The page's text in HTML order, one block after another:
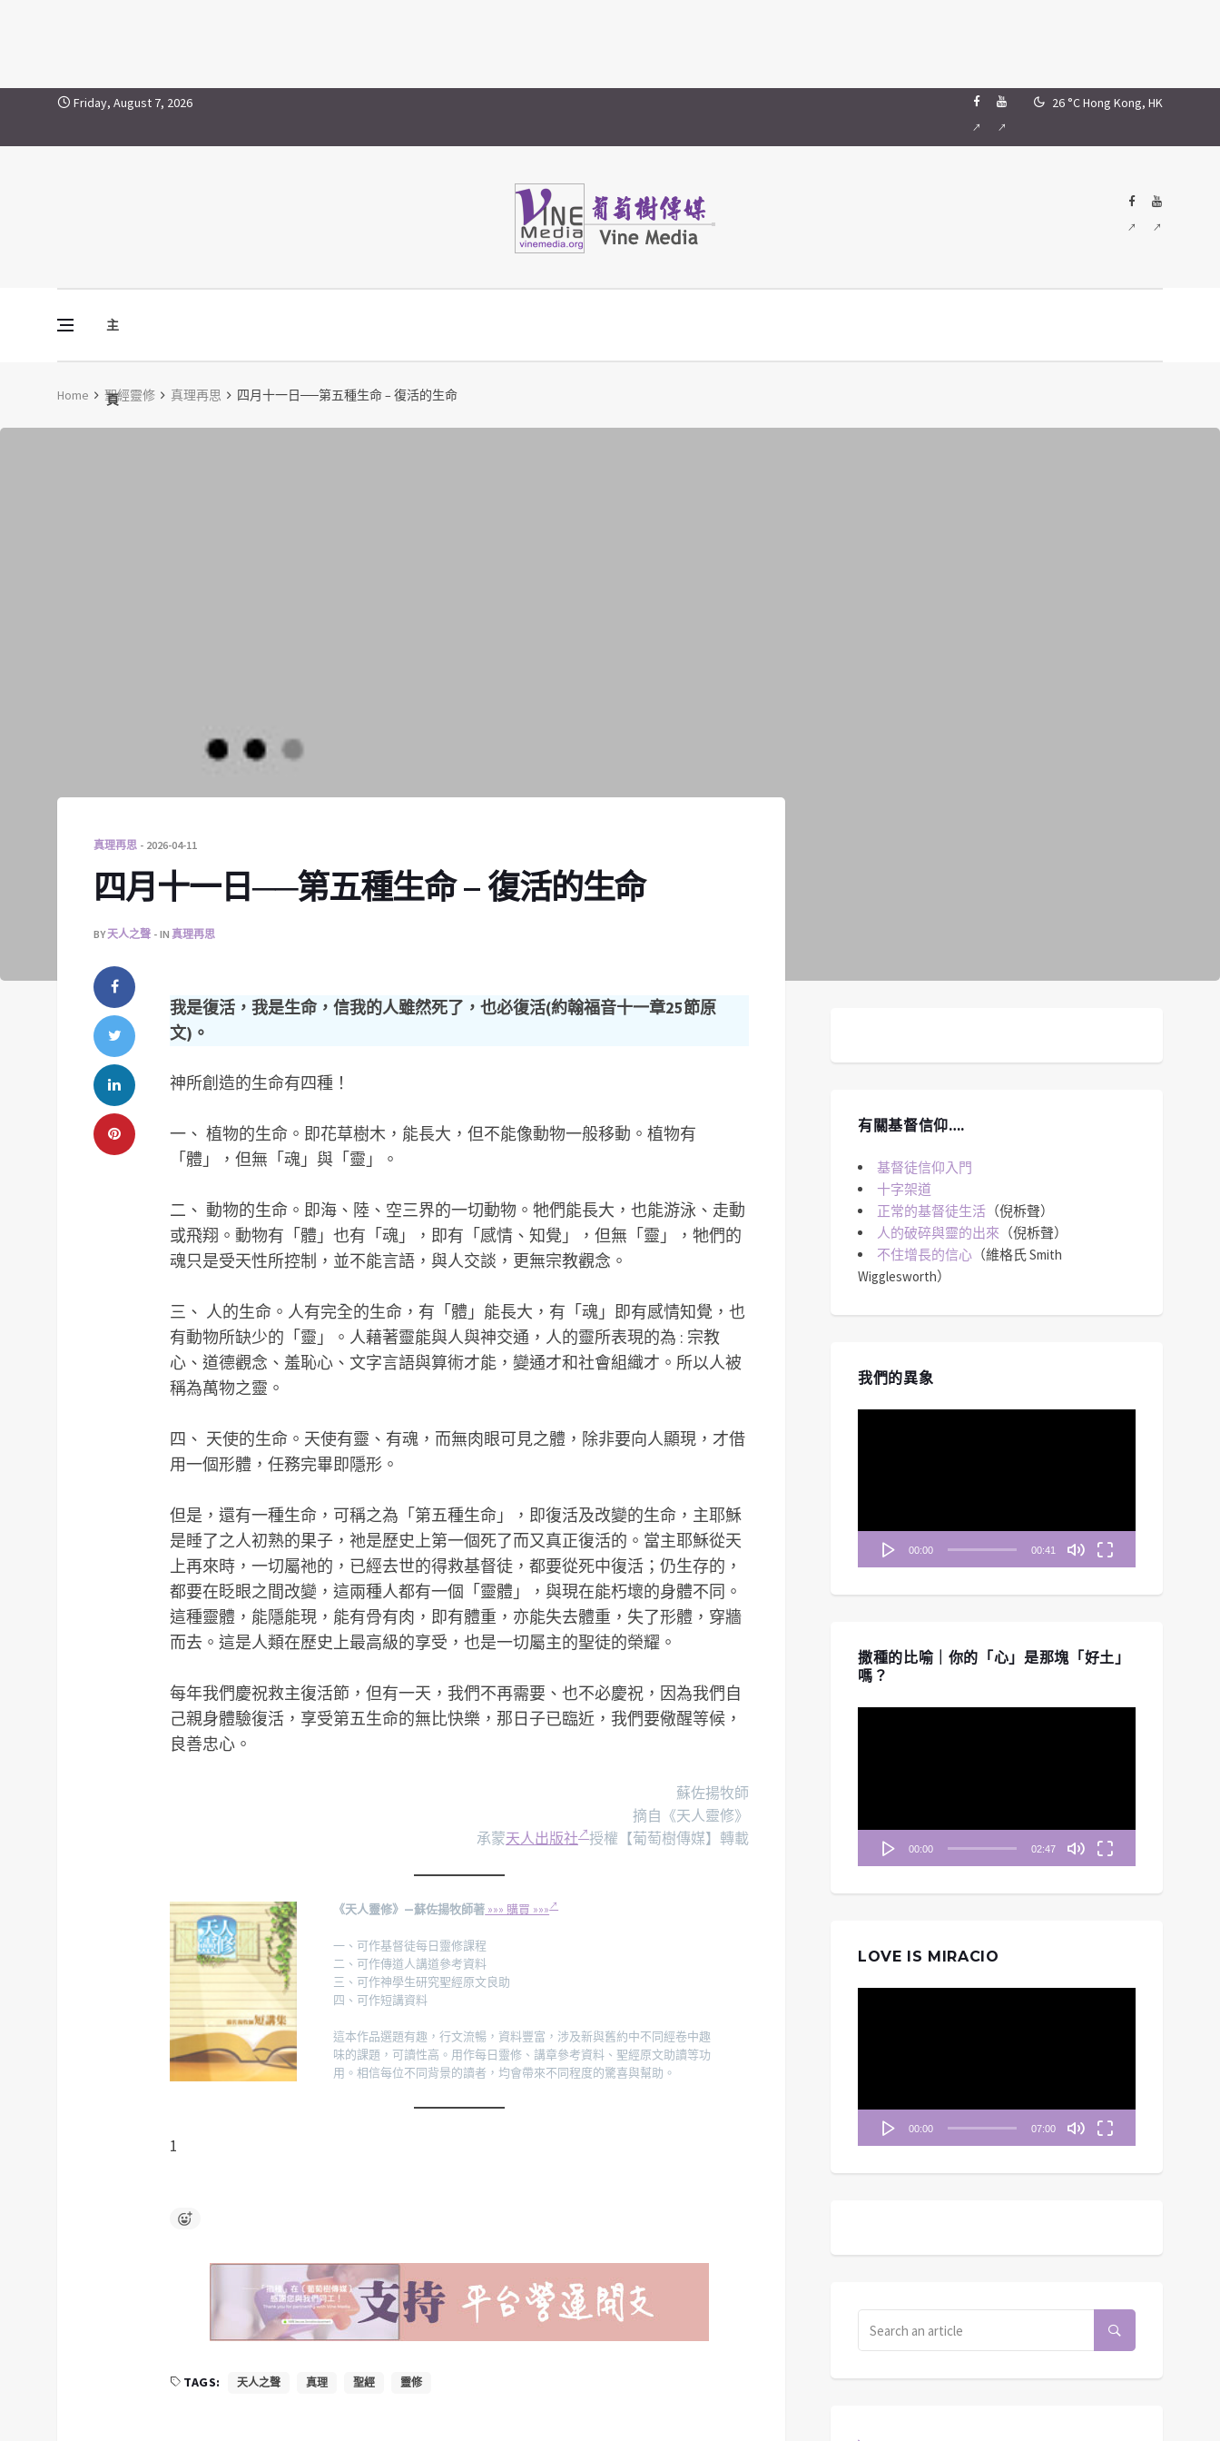
Skip to contentFriday, August 7, 2026 26 °CHong Kong, HK
主
頁
Vine Media
葡萄樹傳媒
Home 聖經靈修 真理再思 四月十一日──第五種生命 – 復活的生命
真理再思 2026-04-11
四月十一日──第五種生命 – 復活的生命
BY天人之聲 IN 真理再思
我是復活，我是生命，信我的人雖然死了，也必復活(約翰福音十一章25節原
文)。
神所創造的生命有四種！
一、 植物的生命。即花草樹木，能長大，但不能像動物一般移動。植物有
「體」，但無「魂」與「靈」。
二、 動物的生命。即海、陸、空三界的一切動物。牠們能長大，也能游泳、走動
或飛翔。動物有「體」也有「魂」，即有「感情、知覺」，但無「靈」，牠們的
魂只是受天性所控制，並不能言語，與人交談，更無宗教觀念。
三、 人的生命。人有完全的生命，有「體」能長大，有「魂」即有感情知覺，也
有動物所缺少的「靈」。人藉著靈能與人與神交通，人的靈所表現的為 : 宗教
心、道德觀念、羞恥心、文字言語與算術才能，變通才和社會組織才。所以人被
稱為萬物之靈。
四、 天使的生命。天使有靈、有魂，而無肉眼可見之體，除非要向人顯現，才借
用一個形體，任務完畢即隱形。
但是，還有一種生命，可稱之為「第五種生命」，即復活及改變的生命，主耶穌
是睡了之人初熟的果子，祂是歷史上第一個死了而又真正復活的。當主耶穌從天
上再來時，一切屬祂的，已經去世的得救基督徒，都要從死中復活；仍生存的，
都要在眨眼之間改變，這兩種人都有一個「靈體」，與現在能朽壞的身體不同。
這種靈體，能隱能現，能有骨有肉，即有體重，亦能失去體重，失了形體，穿牆
而去。這是人類在歷史上最高級的享受，也是一切屬主的聖徒的榮耀。
每年我們慶祝救主復活節，但有一天，我們不再需要、也不必慶祝，因為我們自
己親身體驗復活，享受第五生命的無比快樂，那日子已臨近，我們要儆醒等候，
良善忠心。
蘇佐揚牧師
摘自《天人靈修》
承蒙天人出版社 授權【葡萄樹傳媒】轉載
《天人靈修》—蘇佐揚牧師著 »»» 購買 »»»
一、可作基督徒每日靈修課程
二、可作傳道人講道參考資料
三、可作神學生研究聖經原文良助
四、可作短講資料
這本作品選題有趣，行文流暢，資料豐富，涉及新與舊約中不同經卷中趣
味的課題，可讀性高。用作每日靈修、講章參考資料、聖經原文助讀等功
用。相信每位不同背景的讀者，均會帶來不同程度的驚喜與幫助。
1
TAGS: 天人之聲 真理 聖經 靈修
有關基督信仰….
基督徒信仰入門
十字架道
正常的基督徒生活 （倪柝聲）
人的破碎與靈的出來 （倪柝聲）
不住增長的信心 （維格氏 Smith
Wigglesworth）
我們的異象
00:00 00:41
撒種的比喻｜你的「心」是那塊「好土」
嗎？
00:00 02:47
LOVE IS MIRACIO
00:00 07:00